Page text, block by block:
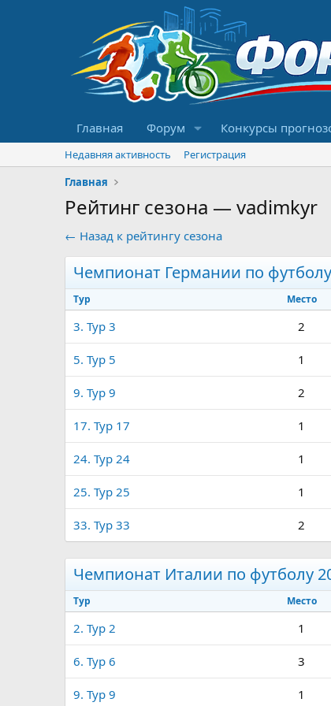
Главная Форум Конкурсы
Недавняя активность
Регистрация
Главная
Рейтинг сезона — vadimkyr
← Назад к рейтингу сезона
Чемпионат Германии по
Тур Место
3. Тур 3 2
5. Тур 5 1
9. Тур 9 2
17. Тур 17 1
24. Тур 24 1
25. Тур 25 1
33. Тур 33 2
Чемпионат Италии по футболу
Тур Место
2. Тур 2 1
6. Тур 6 3
9. Тур 9 1